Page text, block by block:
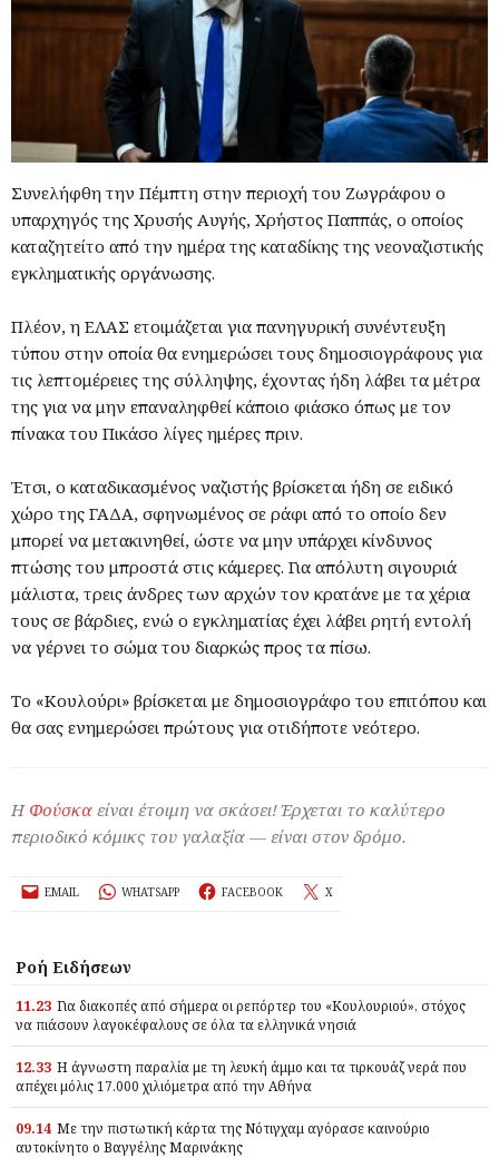
Συνελήφθη την Πέμπτη στην περιοχή του Ζωγράφου ο
υπαρχηγός της Χρυσής Αυγής, Χρήστος Παππάς, ο οποίος
καταζητείτο από την ημέρα της καταδίκης της νεοναζιστικής
εγκληματικής οργάνωσης.
Πλέον, η ΕΛΑΣ ετοιμάζεται για πανηγυρική συνέντευξη
τύπου στην οποία θα ενημερώσει τους δημοσιογράφους για
τις λεπτομέρειες της σύλληψης, έχοντας ήδη λάβει τα μέτρα
της για να μην επαναληφθεί κάποιο φιάσκο όπως με τον
πίνακα του Πικάσο λίγες ημέρες πριν.
Έτσι, ο καταδικασμένος ναζιστής βρίσκεται ήδη σε ειδικό
χώρο της ΓΑΔΑ, σφηνωμένος σε ράφι από το οποίο δεν
μπορεί να μετακινηθεί, ώστε να μην υπάρχει κίνδυνος
πτώσης του μπροστά στις κάμερες. Για απόλυτη σιγουριά
μάλιστα, τρεις άνδρες των αρχών τον κρατάνε με τα χέρια
τους σε βάρδιες, ενώ ο εγκληματίας έχει λάβει ρητή εντολή
να γέρνει το σώμα του διαρκώς προς τα πίσω.
Το «Κουλούρι» βρίσκεται με δημοσιογράφο του επιτόπου και
θα σας ενημερώσει πρώτους για οτιδήποτε νεότερο.
Η Φούσκα είναι έτοιμη να σκάσει! Έρχεται το καλύτερο
περιοδικό κόμικς του γαλαξία — είναι στον δρόμο.
EMAIL WHATSAPP FACEBOOK X
Ροή Ειδήσεων
11.23 Για διακοπές από σήμερα οι ρεπόρτερ του «Κουλουριού», στόχος
να πιάσουν λαγοκέφαλους σε όλα τα ελληνικά νησιά
12.33 Η άγνωστη παραλία με τη λευκή άμμο και τα τιρκουάζ νερά που
απέχει μόλις 17.000 χιλιόμετρα από την Αθήνα
09.14 Με την πιστωτική κάρτα της Νότιγχαμ αγόρασε καινούριο
αυτοκίνητο ο Βαγγέλης Μαρινάκης